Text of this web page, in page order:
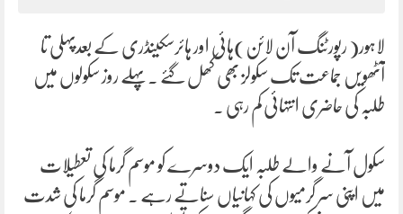
لاہور( رپورٹنگ آن لائن)ہائی اور ہائرسکینڈری کے بعدپہلی تا
آٹھویں جماعت تک سکولز بھی کھل گئے ۔پہلے روز سکولوں میں
طلبہ کی حاضری انتہائی کم رہی ۔
سکول آنے والے طلبہ ایک دوسرے کو موسم گرما کی تعطیلات
میں اپنی سر گرمیوں کی کہانیاں سناتے رہے ۔ موسم گرما کی شدت